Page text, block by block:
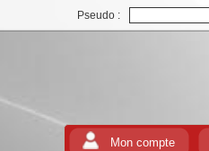
Pseudo :
Mon compte